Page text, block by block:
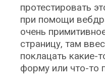
протестировать
при помощи
очень
страницу, там
поклацать какие-
форму или что-то